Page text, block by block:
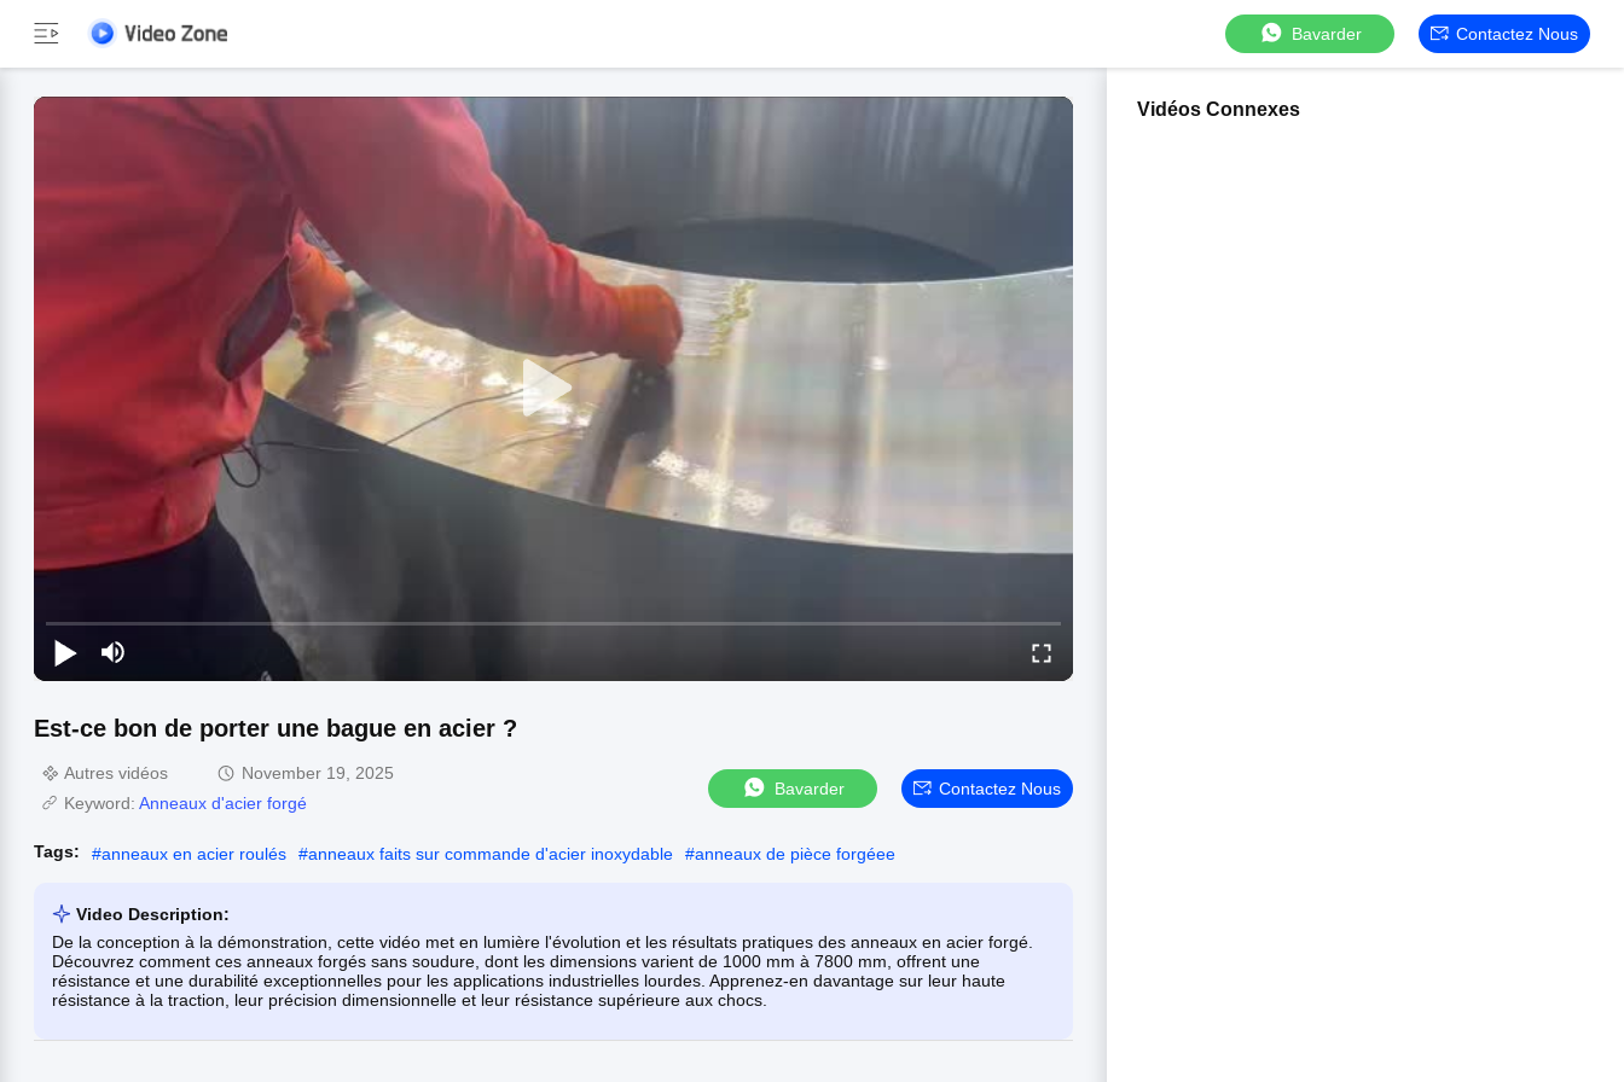
Bavarder Contactez Nous
Est-ce bon de porter une bague en acier ?
Autres vidéos
November 19, 2025
Keyword: Anneaux d'acier forgé
Bavarder Contactez Nous
Tags: #anneaux en acier roulés #anneaux faits sur commande d'acier inoxydable #anneaux de pièce forgéee
Video Description:
De la conception à la démonstration, cette vidéo met en lumière l'évolution et les résultats pratiques des anneaux en acier forgé.
Découvrez comment ces anneaux forgés sans soudure, dont les dimensions varient de 1000 mm à 7800 mm, offrent une
résistance et une durabilité exceptionnelles pour les applications industrielles lourdes. Apprenez-en davantage sur leur haute
résistance à la traction, leur précision dimensionnelle et leur résistance supérieure aux chocs.
Vidéos Connexes